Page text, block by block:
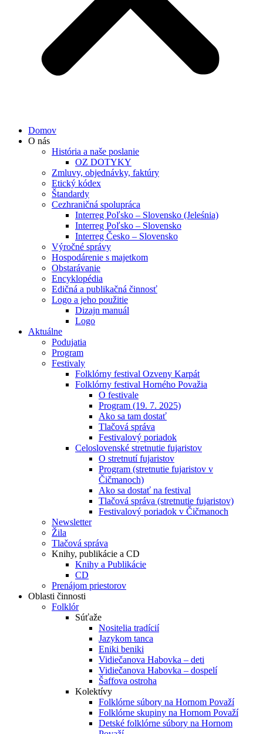
Domov
O nás
História a naše poslanie
OZ DOTYKY
Zmluvy, objednávky, faktúry
Etický kódex
Štandardy
Cezhraničná spolupráca
Interreg Poľsko – Slovensko (Jeleśnia)
Interreg Poľsko – Slovensko
Interreg Česko – Slovensko
Výročné správy
Hospodárenie s majetkom
Obstarávanie
Encyklopédia
Edičná a publikačná činnosť
Logo a jeho použitie
Dizajn manuál
Logo
Aktuálne
Podujatia
Program
Festivaly
Folklórny festival Ozveny Karpát
Folklórny festival Horného Považia
O festivale
Program (19. 7. 2025)
Ako sa tam dostať
Tlačová správa
Festivalový poriadok
Celoslovenské stretnutie fujaristov
O stretnutí fujaristov
Program (stretnutie fujaristov v
Čičmanoch)
Ako sa dostať na festival
Tlačová správa (stretnutie fujaristov)
Festivalový poriadok v Čičmanoch
Newsletter
Žila
Tlačová správa
Knihy, publikácie a CD
Knihy a Publikácie
CD
Prenájom priestorov
Oblasti činnosti
Folklór
Súťaže
Nositelia tradícií
Jazykom tanca
Eniki beniki
Vidiečanova Habovka – deti
Vidiečanova Habovka – dospelí
Šaffova ostroha
Kolektívy
Folklórne súbory na Hornom Považí
Folklórne skupiny na Hornom Považí
Detské folklórne súbory na Hornom